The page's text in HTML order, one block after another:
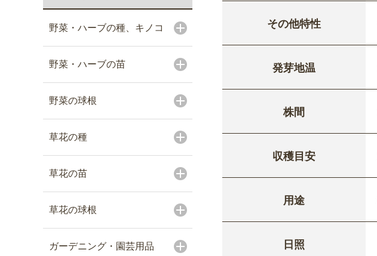
野菜・ハーブの種、キノコ
野菜・ハーブの苗
野菜の球根
草花の種
草花の苗
草花の球根
ガーデニング・園芸用品
その他特性
発芽地温
株間
収穫目安
用途
日照